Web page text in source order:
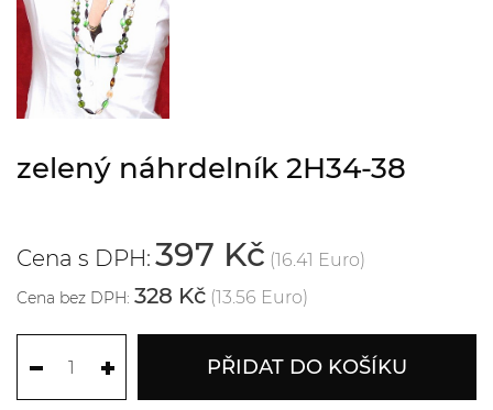
zelený náhrdelník 2H34-38
Cena s DPH: 397 Kč (16.41 Euro)
Cena bez DPH: 328 Kč (13.56 Euro)
PŘIDAT DO KOŠÍKU